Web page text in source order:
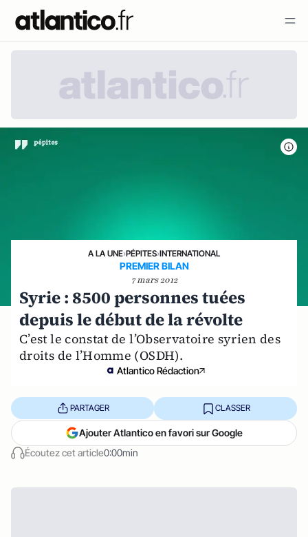
A LA UNE›PÉPITES›INTERNATIONAL
PREMIER BILAN
7 mars 2012
Syrie : 8500 personnes tuées
depuis le début de la révolte
C’est le constat de l’Observatoire syrien des
droits de l’Homme (OSDH).
Atlantico Rédaction
Écoutez cet article0:00min
PARTAGER CLASSER
Ajouter Atlantico en favori sur Google